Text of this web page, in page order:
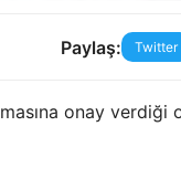
Paylaş: Twitter
onay